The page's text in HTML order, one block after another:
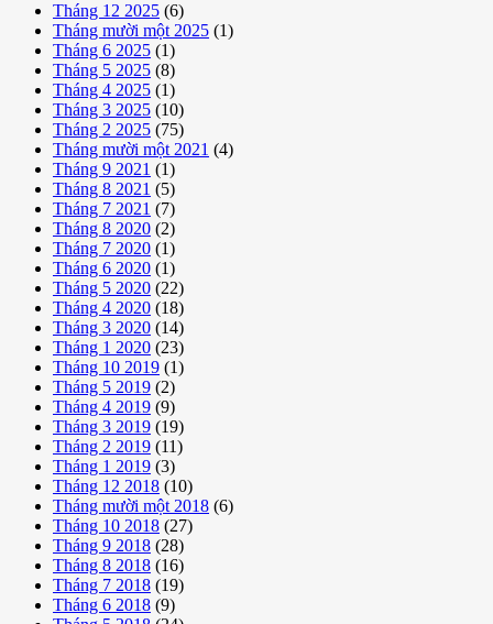
Tháng 12 2025 (6)
Tháng mười một 2025 (1)
Tháng 6 2025 (1)
Tháng 5 2025 (8)
Tháng 4 2025 (1)
Tháng 3 2025 (10)
Tháng 2 2025 (75)
Tháng mười một 2021 (4)
Tháng 9 2021 (1)
Tháng 8 2021 (5)
Tháng 7 2021 (7)
Tháng 8 2020 (2)
Tháng 7 2020 (1)
Tháng 6 2020 (1)
Tháng 5 2020 (22)
Tháng 4 2020 (18)
Tháng 3 2020 (14)
Tháng 1 2020 (23)
Tháng 10 2019 (1)
Tháng 5 2019 (2)
Tháng 4 2019 (9)
Tháng 3 2019 (19)
Tháng 2 2019 (11)
Tháng 1 2019 (3)
Tháng 12 2018 (10)
Tháng mười một 2018 (6)
Tháng 10 2018 (27)
Tháng 9 2018 (28)
Tháng 8 2018 (16)
Tháng 7 2018 (19)
Tháng 6 2018 (9)